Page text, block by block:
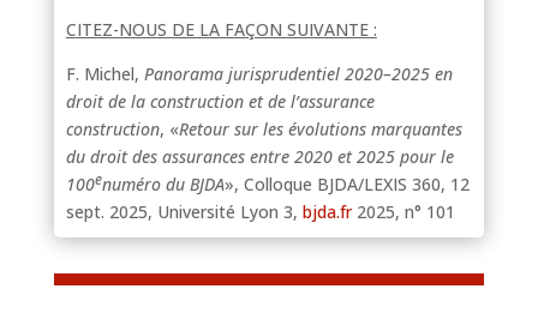
CITEZ-NOUS DE LA FAÇON SUIVANTE :
F. Michel, Panorama jurisprudentiel 2020–2025 en
droit de la construction et de l’assurance
construction, «Retour sur les évolutions marquantes
du droit des assurances entre 2020 et 2025 pour le
100enuméro du BJDA», Colloque BJDA/LEXIS 360, 12
sept. 2025, Université Lyon 3, bjda.fr2025, n° 101